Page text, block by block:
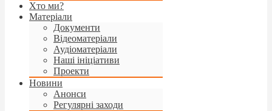
Хто ми?
Матеріали
Документи
Відеоматеріали
Аудіоматеріали
Наші ініціативи
Проекти
Новини
Анонси
Регулярні заходи